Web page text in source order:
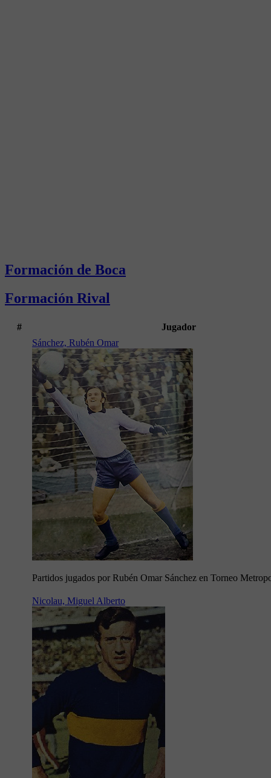
Formación de Boca
Formación Rival
#
Jugador
Sánchez, Rubén Omar
Partidos jugados por Rubén Omar Sánchez en Torneo
Nicolau, Miguel Alberto